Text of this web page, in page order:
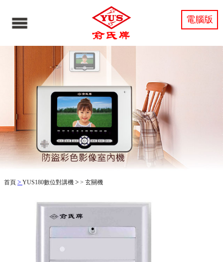
電腦版
首頁 > YUS180數位對講機 > > 玄關機